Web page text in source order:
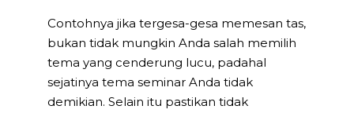
Contohnya jika tergesa-gesa memesan tas,
bukan tidak mungkin Anda salah memilih
tema yang cenderung lucu, padahal
sejatinya tema seminar Anda tidak
demikian. Selain itu pastikan tidak